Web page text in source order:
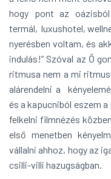
hogy pont az
termál, luxushotel,
nyerésben voltam, és
indulás!” Szóval az Ő
ritmusa nem a mi
alárendelni a
és a kapucniból eszem
felkelni filmnézés
első menetben
vállalni ahhoz, hogy az
csilli-villi hazugságban.